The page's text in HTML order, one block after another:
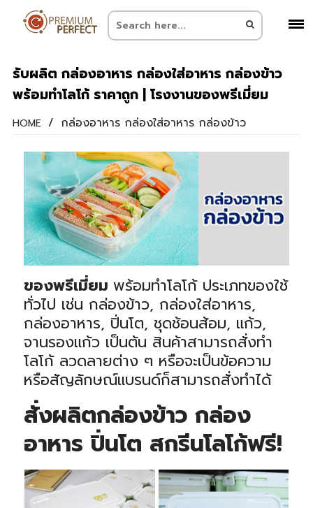
รับผลิต กล่องอาหาร กล่องใส่อาหาร กล่องข้าว
พร้อมทำโลโก้ ราคาถูก | โรงงานของพรีเมี่ยม
HOME / กล่องอาหาร กล่องใส่อาหาร กล่องข้าว
ของพรีเมี่ยม พร้อมทำโลโก้ ประเภทของใช้
ทั่วไป เช่น กล่องข้าว, กล่องใส่อาหาร,
กล่องอาหาร, ปิ่นโต, ชุดช้อนส้อม, แก้ว,
จานรองแก้ว เป็นต้น สินค้าสามารถสั่งทำ
โลโก้ ลวดลายต่าง ๆ หรือจะเป็นข้อความ
หรือสัญลักษณ์แบรนด์ก็สามารถสั่งทำได้
สั่งผลิตกล่องข้าว กล่อง
อาหาร ปิ่นโต สกรีนโลโก้ฟรี!
กรกฎาคม 3, 2026
ผลงานกล่อง
พฤษภาคม 22, 2026